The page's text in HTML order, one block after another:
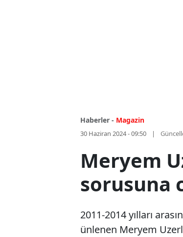
Haberler - Magazin
30 Haziran 2024 - 09:50
Meryem
sorusuna
2011-2014 yılları
ünlenen Meryem